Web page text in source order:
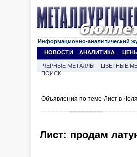
Информационно-аналитический
НОВОСТИ
АНАЛИТИКА
ЧЕРНЫЕ МЕТАЛЛЫ ЦВЕТНЫЕ
ПОИСК
Объявления по теме Лист в
Лист: продам